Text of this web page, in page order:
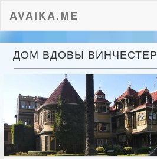
AVAIKA.ME
ДОМ ВДОВЫ ВИНЧЕСТЕР